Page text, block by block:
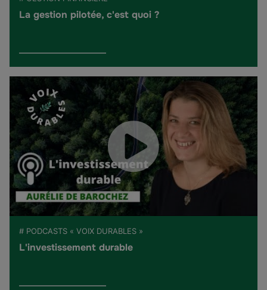
La gestion pilotée, c'est quoi ?
# PODCASTS « VOIX DURABLES »
L'investissement durable